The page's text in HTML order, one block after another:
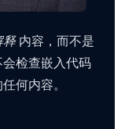
释 内容，而不是
检查嵌入代码
何内容。